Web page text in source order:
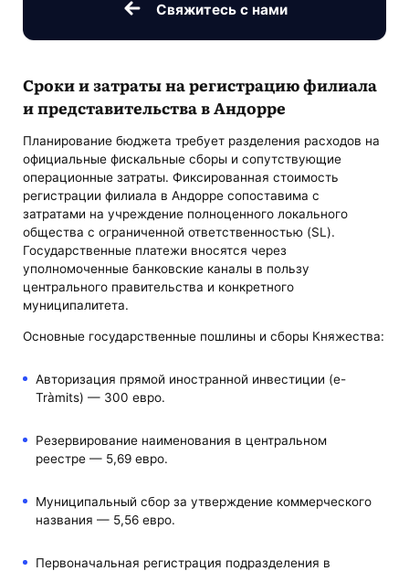
Свяжитесь с нами
Сроки и затраты на регистрацию филиала
и представительства в Андорре
Планирование бюджета требует разделения расходов на
официальные фискальные сборы и сопутствующие
операционные затраты. Фиксированная стоимость
регистрации филиала в Андорре сопоставима с
затратами на учреждение полноценного локального
общества с ограниченной ответственностью (SL).
Государственные платежи вносятся через
уполномоченные банковские каналы в пользу
центрального правительства и конкретного
муниципалитета.
Основные государственные пошлины и сборы Княжества:
Авторизация прямой иностранной инвестиции (e-
Tràmits) — 300 евро.
Резервирование наименования в центральном
реестре — 5,69 евро.
Муниципальный сбор за утверждение коммерческого
названия — 5,56 евро.
Первоначальная регистрация подразделения в